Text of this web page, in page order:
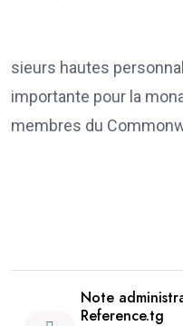
sieurs hautes
importante pour la
membres du
Note
Reference.tg